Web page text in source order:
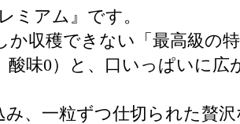
ミアム』です。
収穫できない「最高級の
味0）と、口いっぱいに
、一粒ずつ仕切られた贅